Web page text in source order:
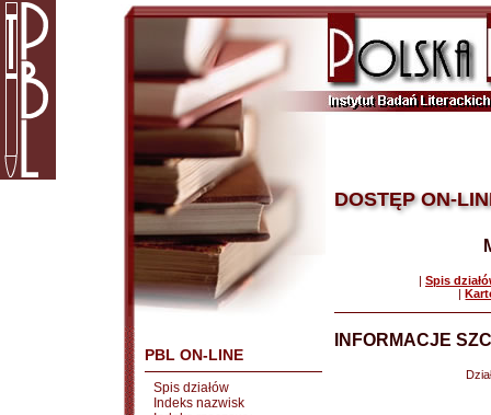
PBL ON-LINE
Spis działów
Indeks nazwisk
DOSTĘP ON-
| Spis
|
INFORMACJE